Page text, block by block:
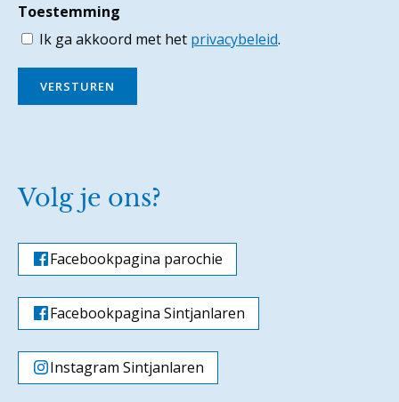
Toestemming
Ik ga akkoord met het privacybeleid.
VERSTUREN
Volg je ons?
Facebookpagina parochie
Facebookpagina Sintjanlaren
Instagram Sintjanlaren